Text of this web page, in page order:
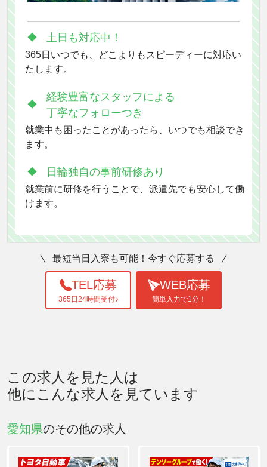
土日も対応中！
365日いつでも、どこよりもスピーディーに対応い
たします。
経験豊富なスタッフによる
丁寧なフォローつき
就業中も困ったことがあったら、いつでも相談でき
ます。
日輪独自の事前研修あり
就業前に研修を行うことで、派遣先でも安心して働
けます。
最短当日入寮も可能！今すぐ応募する
WEB応募
簡単入力で1分！
TEL応募
365日24時間受付♪
この求人を見た人は
他にこんな求人を見ています
愛知県のその他の求人